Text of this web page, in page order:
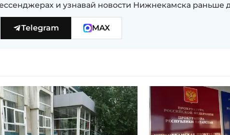
и узнавай новости Нижнекамска раньше
Telegram MAX